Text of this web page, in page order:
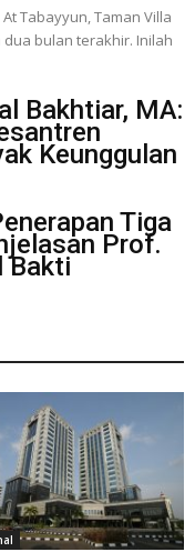
Tabayyun, Taman Villa
dua bulan terakhir. Inilah
Bakhtiar, MA:
Keunggulan
Tiga
Prof.
Bakti